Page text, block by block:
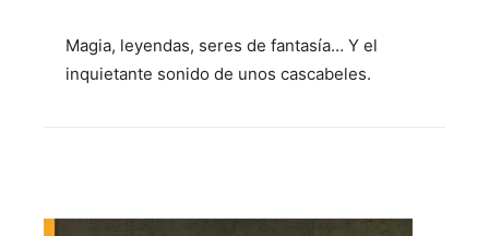
Magia, leyendas, seres de fantasía… Y el
inquietante sonido de unos cascabeles.